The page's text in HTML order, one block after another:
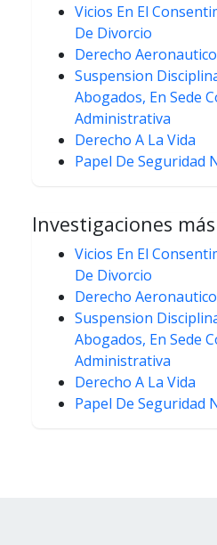
Vicios En El
De Divorcio
Derecho Aeronautico
Suspension
Abogados, En Sede
Administrativa
Derecho A La Vida
Papel De Seguridad
Investigaciones
Vicios En El
De Divorcio
Derecho Aeronautico
Suspension
Abogados, En Sede
Administrativa
Derecho A La Vida
Papel De Seguridad